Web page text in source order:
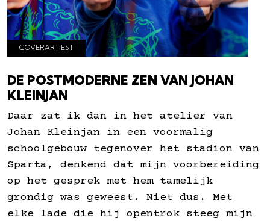
COVERARTIEST
DE POSTMODERNE ZEN VAN JOHAN
KLEINJAN
Daar zat ik dan in het atelier van
Johan Kleinjan in een voormalig
schoolgebouw tegenover het stadion van
Sparta, denkend dat mijn voorbereiding
op het gesprek met hem tamelijk
grondig was geweest. Niet dus. Met
elke lade die hij opentrok steeg mijn